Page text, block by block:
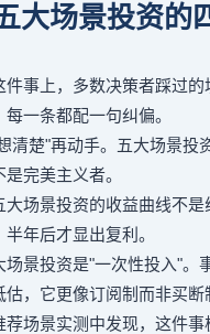
大场景投资的
件事上，多数决策者踩过
一条都配一句纠偏。
清楚"再动手。五大场景投
完美主义者。
大场景投资的收益曲线不
年后才显出复利。
场景投资是"一次性投入"。
，它更像订阅制而非买断
荐场景实测中发现，这件